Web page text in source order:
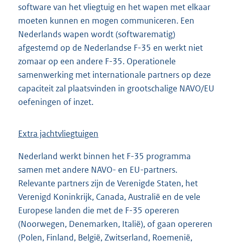
software van het vliegtuig en het wapen met elkaar
moeten kunnen en mogen communiceren. Een
Nederlands wapen wordt (softwarematig)
afgestemd op de Nederlandse F-35 en werkt niet
zomaar op een andere F-35. Operationele
samenwerking met internationale partners op deze
capaciteit zal plaatsvinden in grootschalige NAVO/EU
oefeningen of inzet.
Extra jachtvliegtuigen
Nederland werkt binnen het F-35 programma
samen met andere NAVO- en EU-partners.
Relevante partners zijn de Verenigde Staten, het
Verenigd Koninkrijk, Canada, Australië en de vele
Europese landen die met de F-35 opereren
(Noorwegen, Denemarken, Italië), of gaan opereren
(Polen, Finland, België, Zwitserland, Roemenië,